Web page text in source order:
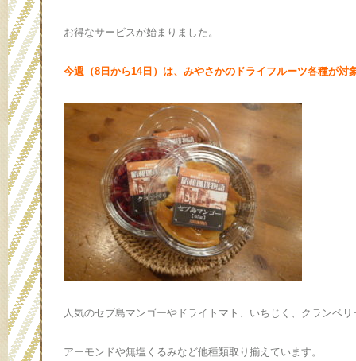
お得なサービスが始まりました。
今週（8日から14日）は、みやさかのドライフルーツ各種が対
人気のセブ島マンゴーやドライトマト、いちじく、クランベ
アーモンドや無塩くるみなど他種類取り揃えています。